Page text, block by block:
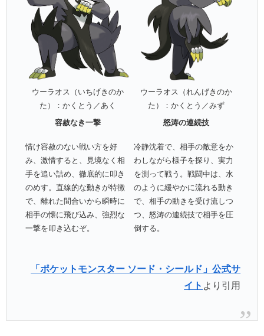
ウーラオス（いちげきのか
た）：かくとう／あく
ウーラオス（れんげきのか
た）：かくとう／みず
容赦なき一撃
情け容赦のない戦い方を好
み、激情すると、見境なく相
手を追い詰め、徹底的に叩き
のめす。直線的な動きが特徴
で、離れた間合いから瞬時に
相手の懐に飛び込み、強烈な
一撃を叩き込むぞ。
怒涛の連続技
冷静沈着で、相手の敵意をか
わしながら様子を探り、実力
を測って戦う。戦闘中は、水
のように緩やかに流れる動き
で、相手の動きを受け流しつ
つ、怒涛の連続技で相手を圧
倒する。
「ポケットモンスター ソード・シールド」公式サ
イト より引用